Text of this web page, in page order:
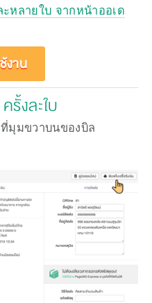
ะหลายใบ จากหน้าออเด
งาน
รั้งละใบ
มุมขวาบนของบิล